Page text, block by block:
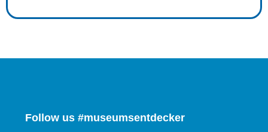
Follow us #museumsentdecker